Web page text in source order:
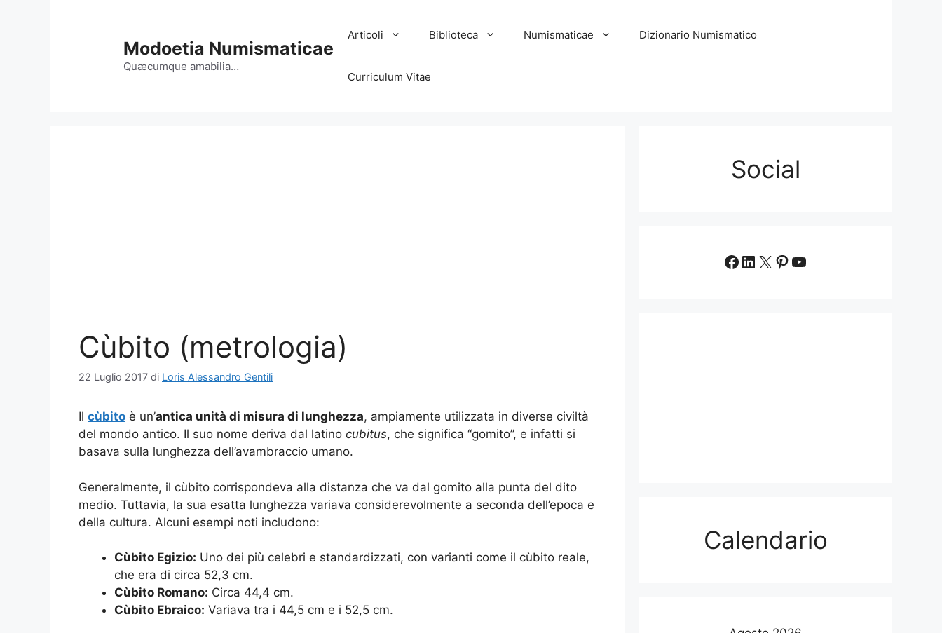
Modoetia Numismaticae
Quæcumque amabilia…
Articoli Biblioteca Numismaticae Dizionario Numismatico
Curriculum Vitae
Cùbito (metrologia)
22 Luglio 2017 di Loris Alessandro Gentili
Il cùbito è un’antica unità di misura di lunghezza, ampiamente utilizzata in diverse civiltà
del mondo antico. Il suo nome deriva dal latino cubitus, che significa “gomito”, e infatti si
basava sulla lunghezza dell’avambraccio umano.
Generalmente, il cùbito corrispondeva alla distanza che va dal gomito alla punta del dito
medio. Tuttavia, la sua esatta lunghezza variava considerevolmente a seconda dell’epoca e
della cultura. Alcuni esempi noti includono:
Cùbito Egizio: Uno dei più celebri e standardizzati, con varianti come il cùbito reale,
che era di circa 52,3 cm.
Cùbito Romano: Circa 44,4 cm.
Cùbito Ebraico: Variava tra i 44,5 cm e i 52,5 cm.
Social
Facebook
LinkedIn
X Pinterest
YouTube
Calendario